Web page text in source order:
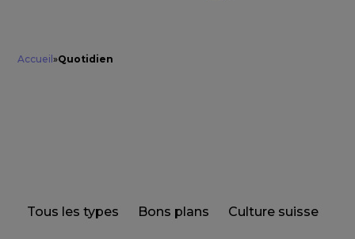
Accueil»Quotidien
Tous les types Bons plans Culture suisse